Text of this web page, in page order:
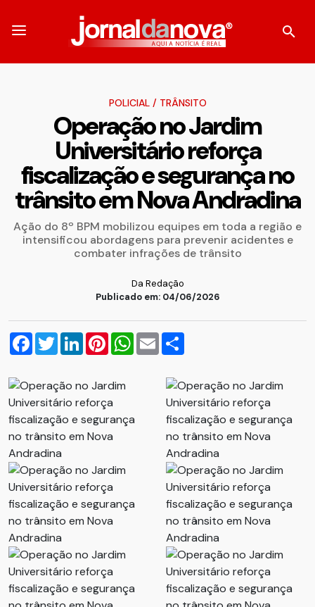
POLICIAL/ TRÂNSITO
Operação no Jardim
Universitário reforça
fiscalização e segurança no
trânsito em Nova Andradina
Ação do 8º BPM mobilizou equipes em toda a região e
intensificou abordagens para prevenir acidentes e
combater infrações de trânsito
Da Redação
Publicado em: 04/06/2026
Facebook
TwitterLinkedInPinterestWhatsApp
Email